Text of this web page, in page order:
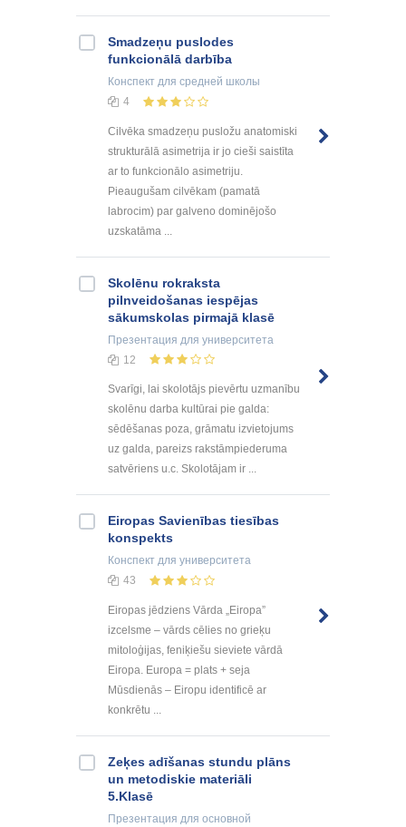
Smadzeņu puslodes
funkcionālā darbība
Конспект для средней школы
4
Cilvēka smadzeņu pusložu anatomiski
strukturālā asimetrija ir jo cieši saistīta
ar to funkcionālo asimetriju.
Pieaugušam cilvēkam (pamatā
labrocim) par galveno dominējošo
uzskatāma ...
Skolēnu rokraksta
pilnveidošanas iespējas
sākumskolas pirmajā klasē
Презентация для университета
12
Svarīgi, lai skolotājs pievērtu uzmanību
skolēnu darba kultūrai pie galda:
sēdēšanas poza, grāmatu izvietojums
uz galda, pareizs rakstāmpiederuma
satvēriens u.c. Skolotājam ir ...
Eiropas Savienības tiesības
konspekts
Конспект для университета
43
Eiropas jēdziens Vārda „Eiropa”
izcelsme – vārds cēlies no grieķu
mitoloģijas, feniķiešu sieviete vārdā
Eiropa. Europa = plats + seja
Mūsdienās – Eiropu identificē ar
konkrētu ...
Zeķes adīšanas stundu plāns
un metodiskie materiāli
5.Klasē
Презентация для основной